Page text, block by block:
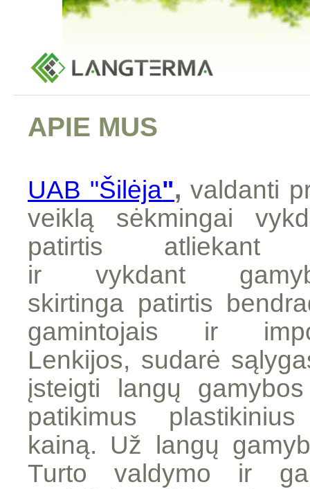
APIE MUS
UAB "Šilėja", valdanti
veiklą sėkmingai
patirtis atliekant
ir vykdant
skirtinga patirtis
gamintojais ir
Lenkijos, sudarė
įsteigti langų
patikimus
kainą. Už langų
Turto valdymo ir